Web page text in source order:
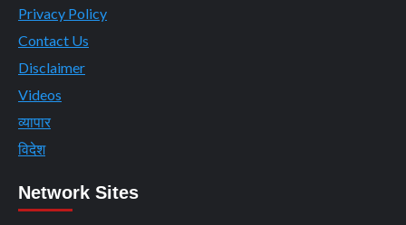
Privacy Policy
Contact Us
Disclaimer
Videos
व्यापार
विदेश
Network Sites